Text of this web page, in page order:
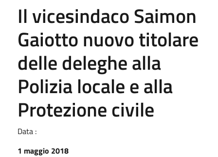
Il vicesindaco Saimon
Gaiotto nuovo titolare
delle deleghe alla
Polizia locale e alla
Protezione civile
Data :
1 maggio 2018